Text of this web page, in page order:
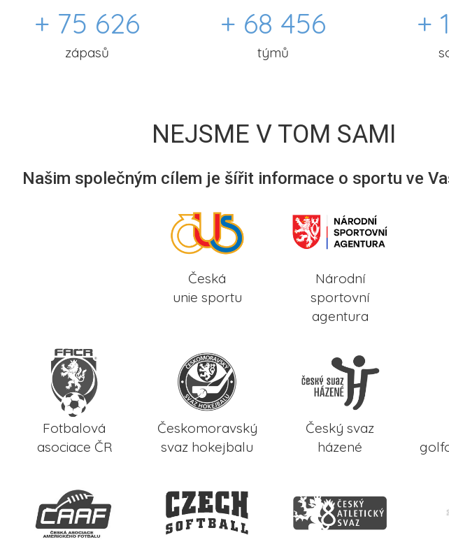
+ 75 626
zápasů
+ 68 456
týmů
+
NEJSME V TOM SAMI
Našim společným cílem je šířit informace o sportu ve
Česká
unie sportu
Národní
sportovní
agentura
Fotbalová
asociace ČR
Českomoravský
svaz hokejbalu
Český svaz
házené